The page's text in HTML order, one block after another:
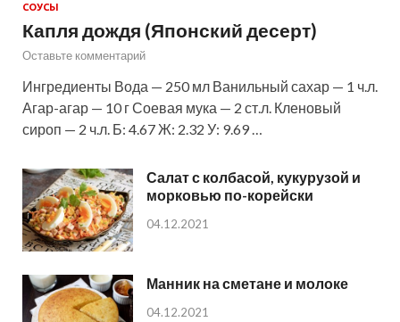
СОУСЫ
Капля дождя (Японский десерт)
Оставьте комментарий
Ингредиенты Вода — 250 мл Ванильный сахар — 1 ч.л.
Агар-агар — 10 г Соевая мука — 2 ст.л. Кленовый
сироп — 2 ч.л. Б: 4.67 Ж: 2.32 У: 9.69 …
Салат с колбасой, кукурузой и
морковью по-корейски
04.12.2021
Манник на сметане и молоке
04.12.2021